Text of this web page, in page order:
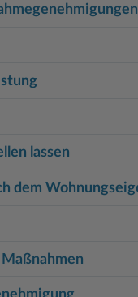
lassen
dem